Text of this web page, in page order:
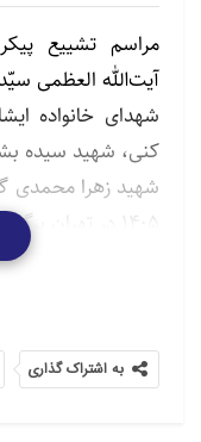
مراسم تشییع
آیت‌الله العظمی
شهدای خانواده
کنی، شهید سیده
۱۴۰۵ در تهران برگزار شد.
به اشتراک گذاری